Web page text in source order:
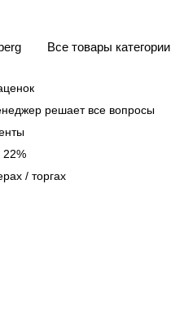
Все товары категории
решает все вопросы
/ торгах